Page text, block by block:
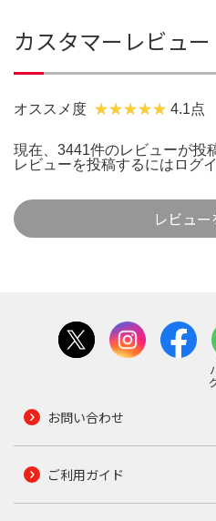
カスタマーレビュー
オススメ度 4.1点
現在、3441件のレビューが投
レビューを投稿するには ログ
レビュー
お問い合わせ
ご利用ガイド